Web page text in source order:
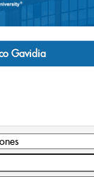
Gavidia